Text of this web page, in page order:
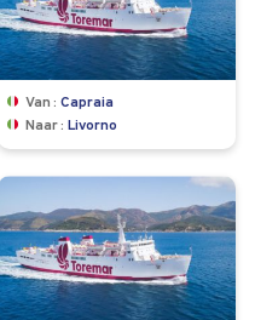
Van
Capraia
Naar
Livorno